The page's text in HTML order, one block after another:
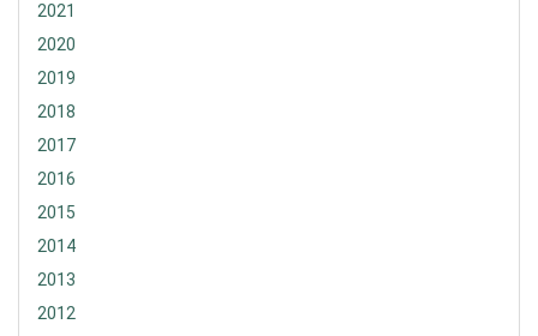
2021
2020
2019
2018
2017
2016
2015
2014
2013
2012